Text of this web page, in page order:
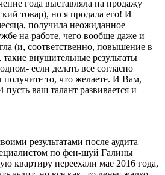
года выставляла на продажу
товар), но я продала его! И
получила неожиданное
на работе, чего вообще даже и
(и, соответственно, повышение в
такие внушительные результаты
если делать все согласно
то, что желаете. И Вам,
ваш талант развивается и
результатами после аудита
по фен-шуй Галины
квартиру переехали мае 2016 года,